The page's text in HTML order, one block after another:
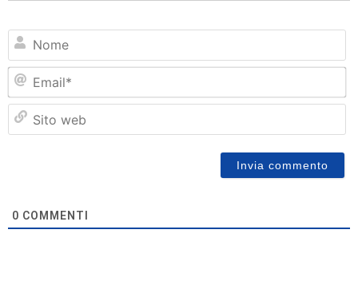
0 COMMENTI